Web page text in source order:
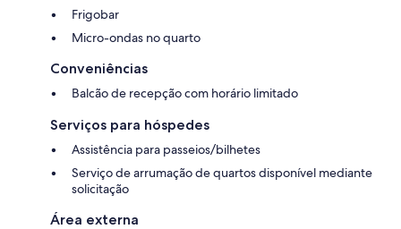
Frigobar
Micro-ondas no quarto
Conveniências
Balcão de recepção com horário limitado
Serviços para hóspedes
Assistência para passeios/bilhetes
Serviço de arrumação de quartos disponível mediante
solicitação
Área externa